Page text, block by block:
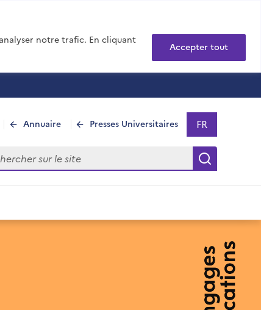
notre trafic. En cliquant
Accepter tout
Annuaire Presses Universitaires Sélectionner
FR
- Français
sur le site